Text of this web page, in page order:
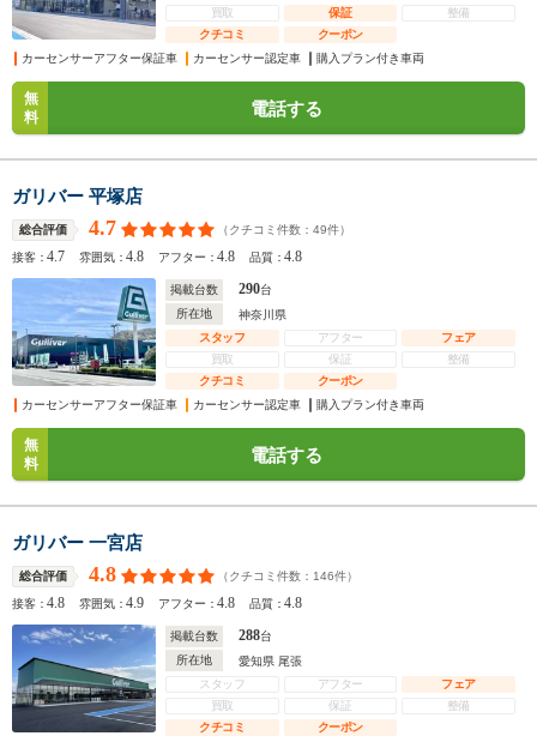
買取
保証
整備
クチコミ
クーポン
カーセンサーアフター保証車
カーセンサー認定車 購入プラン付き車両
無
料
電話する
ガリバー 平塚店
総合評価 4.7 （クチコミ件数： 49件）
接客：4.7 雰囲気：4.8 アフター：4.8 品質：4.8
掲載台数 290台
所在地
神奈川県
スタッフ
アフター
フェア
買取
保証
整備
クチコミ
クーポン
カーセンサーアフター保証車
カーセンサー認定車 購入プラン付き車両
無
料
電話する
ガリバー 一宮店
総合評価 4.8 （クチコミ件数： 146件）
接客：4.8 雰囲気：4.9 アフター：4.8 品質：4.8
掲載台数 288台
所在地
愛知県 尾張
スタッフ
アフター
フェア
買取
保証
整備
クチコミ
クーポン